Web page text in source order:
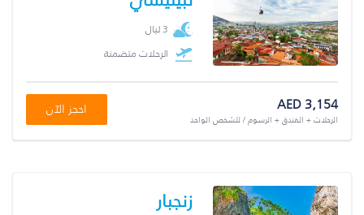
3 ليال
الرحلات متضمنة
AED 3,154
الرحلات + الفندق + الرسوم / للشخص الواحد
احجز الآن
زنجبار